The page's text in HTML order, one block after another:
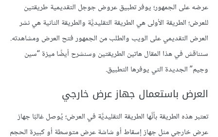
عرضه على الجمهور؛ يوفر تطبيق عروض جوجل التقديمية طريقتين
للعرض؛ الطريقة الأولى هي الطريقة التقليديَّة والطريقة الثانية هي نشر
العرض التقديمي على الويب والطلب من الجمهور فتح العرض ومشاهدته.
سنناقش في هذا المقال هاتين الطريقتين وسنشرح أيضًا ميزة “سين
وجيم” الجديدة التي يوفرها التطبيق.
العرض باستعمال جهاز عرض خارجي
تعتبر هذه الطريقة بأنَّها الطريقة التقليديَّة في العرض؛ يُوصل غالبًا جهاز
عرض خارجي مثل جهاز إسقاط أو شاشة عرض متوسطة أو كبيرة الحجم